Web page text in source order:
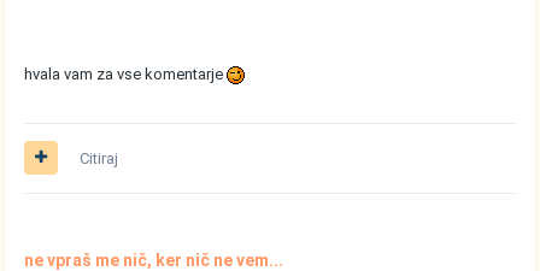
hvala vam za vse komentarje
Citiraj
ne vpraš me nič, ker nič ne vem...